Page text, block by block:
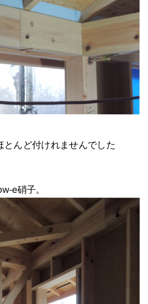
とんど付けれませんでした
e硝子。